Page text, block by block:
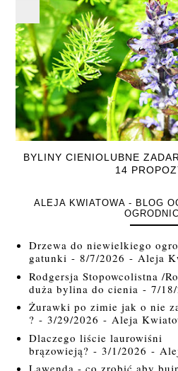
BYLINY CIENIOLUBNE
14
ALEJA KWIATOWA - BLOG
Drzewa do niewielkiego
gatunki - 8/7/2026 - Aleja
Rodgersja Stopowcolistna /
duża bylina do cienia - 7/
Żurawki po zimie jak o nie
? - 3/29/2026 - Aleja
Dlaczego liście laurowiśni
brązowieją? - 3/1/2026 -